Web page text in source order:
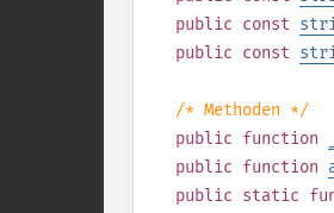
public const
public const
/* Methoden */
public function
public function
public static